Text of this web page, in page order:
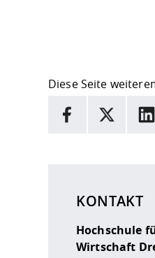
Diese Seite
INFORMATION
Facebook
X
KONTAKT
Hochschule
Wirtschaft